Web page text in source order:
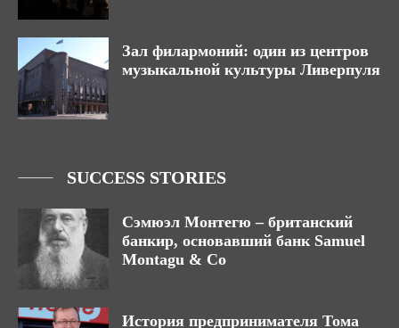
Зал филармоний: один из центров
музыкальной культуры Ливерпуля
SUCCESS STORIES
Сэмюэл Монтегю – британский
банкир, основавший банк Samuel
Montagu & Co
История предпринимателя Тома